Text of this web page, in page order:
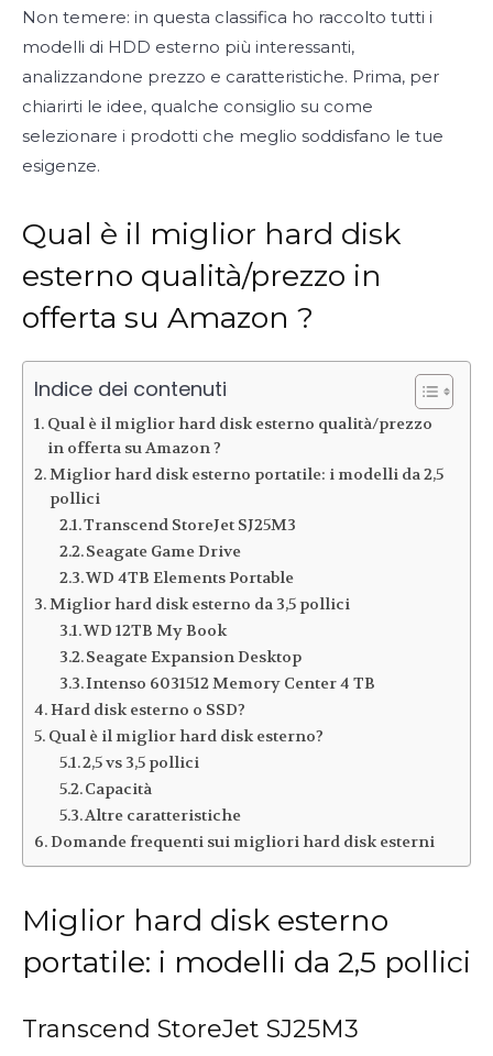
Non temere: in questa classifica ho raccolto tutti i
modelli di HDD esterno più interessanti,
analizzandone prezzo e caratteristiche. Prima, per
chiarirti le idee, qualche consiglio su come
selezionare i prodotti che meglio soddisfano le tue
esigenze.
Qual è il miglior hard disk
esterno qualità/prezzo in
offerta su Amazon ?
Indice dei contenuti
Qual è il miglior hard disk esterno qualità/prezzo
in offerta su Amazon ?
Miglior hard disk esterno portatile: i modelli da 2,5
pollici
Transcend StoreJet SJ25M3
Seagate Game Drive
WD 4TB Elements Portable
Miglior hard disk esterno da 3,5 pollici
WD 12TB My Book
Seagate Expansion Desktop
Intenso 6031512 Memory Center 4 TB
Hard disk esterno o SSD?
Qual è il miglior hard disk esterno?
2,5 vs 3,5 pollici
Capacità
Altre caratteristiche
Domande frequenti sui migliori hard disk esterni
Miglior hard disk esterno
portatile: i modelli da 2,5 pollici
Transcend StoreJet SJ25M3